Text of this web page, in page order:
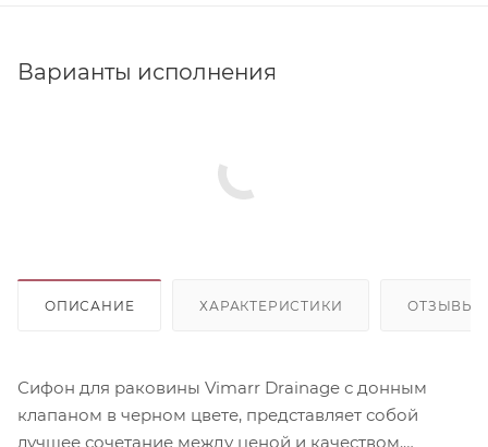
Варианты исполнения
ОПИСАНИЕ ХАРАКТЕРИСТИКИ ОТЗЫВЫ
Сифон для раковины Vimarr Drainage с донным
клапаном в черном цвете, представляет собой
лучшее сочетание между ценой и качеством.